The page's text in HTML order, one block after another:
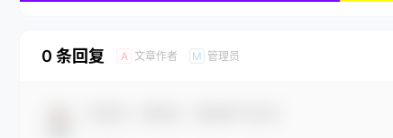
0 条回复 A 文章作者 M 管理员